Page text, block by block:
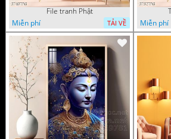
File tranh Phật
Miễn phí
TẢI VỀ
Miễn phí